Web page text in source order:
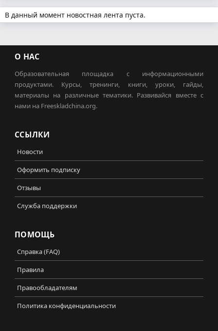
В данный момент новостная лента пуста.
О НАС
Образовательная площадка с информационными
продуктами. Курсы, тренинги, книги, уроки, гайды,
материалы на различные тематики. Развивайся вместе с
нами на Freeskladchina.org.
ССЫЛКИ
Новости
Оформить подписку
Отзывы
Служба поддержки
ПОМОЩЬ
Справка (FAQ)
Правила
Правообладателям
Политика конфиденциальности